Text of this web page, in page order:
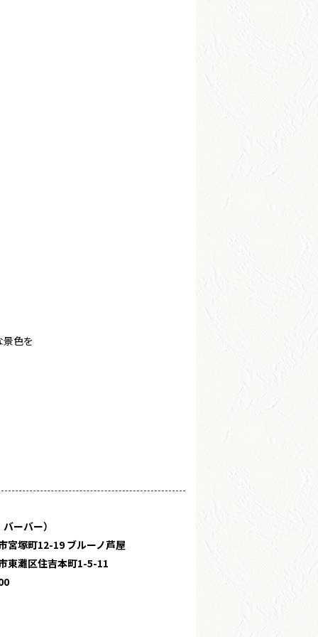
景色を
ーバー）
塚町12-19 ブルーノ芦屋
灘区住吉本町1-5-11